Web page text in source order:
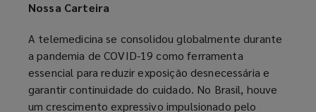
Nossa Carteira
A telemedicina se consolidou globalmente durante
a pandemia de COVID-19 como ferramenta
essencial para reduzir exposição desnecessária e
garantir continuidade do cuidado. No Brasil, houve
um crescimento expressivo impulsionado pelo